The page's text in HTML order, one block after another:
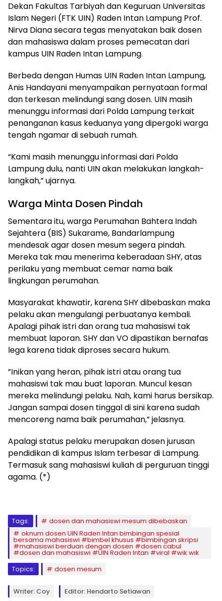
Dekan Fakultas Tarbiyah dan Keguruan Universitas
Islam Negeri (FTK UIN) Raden Intan Lampung Prof.
Nirva Diana secara tegas menyatakan baik dosen
dan mahasiswa dalam proses pemecatan dari
kampus UIN Raden Intan Lampung.
Berbeda dengan Humas UIN Raden Intan Lampung,
Anis Handayani menyampaikan pernyataan formal
dan terkesan melindungi sang dosen. UIN masih
menunggu informasi dari Polda Lampung terkait
penanganan kasus keduanya yang dipergoki warga
tengah ngamar di sebuah rumah.
“Kami masih menunggu informasi dari Polda
Lampung dulu, nanti UIN akan melakukan langkah-
langkah,” ujarnya.
Warga Minta Dosen Pindah
Sementara itu, warga Perumahan Bahtera Indah
Sejahtera (BIS) Sukarame, Bandarlampung
mendesak agar dosen mesum segera pindah.
Mereka tak mau menerima keberadaan SHY, atas
perilaku yang membuat cemar nama baik
lingkungan perumahan.
Masyarakat khawatir, karena SHY dibebaskan maka
pelaku akan mengulangi perbuatanya kembali.
Apalagi pihak istri dan orang tua mahasiswi tak
membuat laporan. SHY dan VO dipastikan bernafas
lega karena tidak diproses secara hukum.
”Inikan yang heran, pihak istri atau orang tua
mahasiswi tak mau buat laporan. Muncul kesan
mereka melindungi pelaku. Nah, kami harus bersikap.
Jangan sampai dosen tinggal di sini karena sudah
mencoreng nama baik perumahan,” jelasnya.
Apalagi status pelaku merupakan dosen jurusan
pendidikan di kampus Islam terbesar di Lampung.
Termasuk sang mahasiswi kuliah di perguruan tinggi
agama. (*)
Tags:
dosen dan mahasiswi mesum dibebaskan
oknum dosen UIN Raden Intan bimbingan spesial
bersama mahasiswi #bimbel khusus #bimbingan skripsi
#mahasiswi berduan dengan dosen #dosen cabul
#dosen dan mahasiswi #UIN Raden Intan #viral #wik wik
Topics:
dosen mesum
Writer: Coy Editor: Hendarto Setiawan